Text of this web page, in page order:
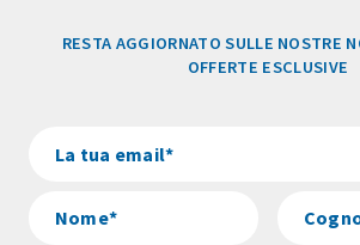
RESTA AGGIORNATO SULLE NOSTRE
OFFERTE ESCLUSIVE